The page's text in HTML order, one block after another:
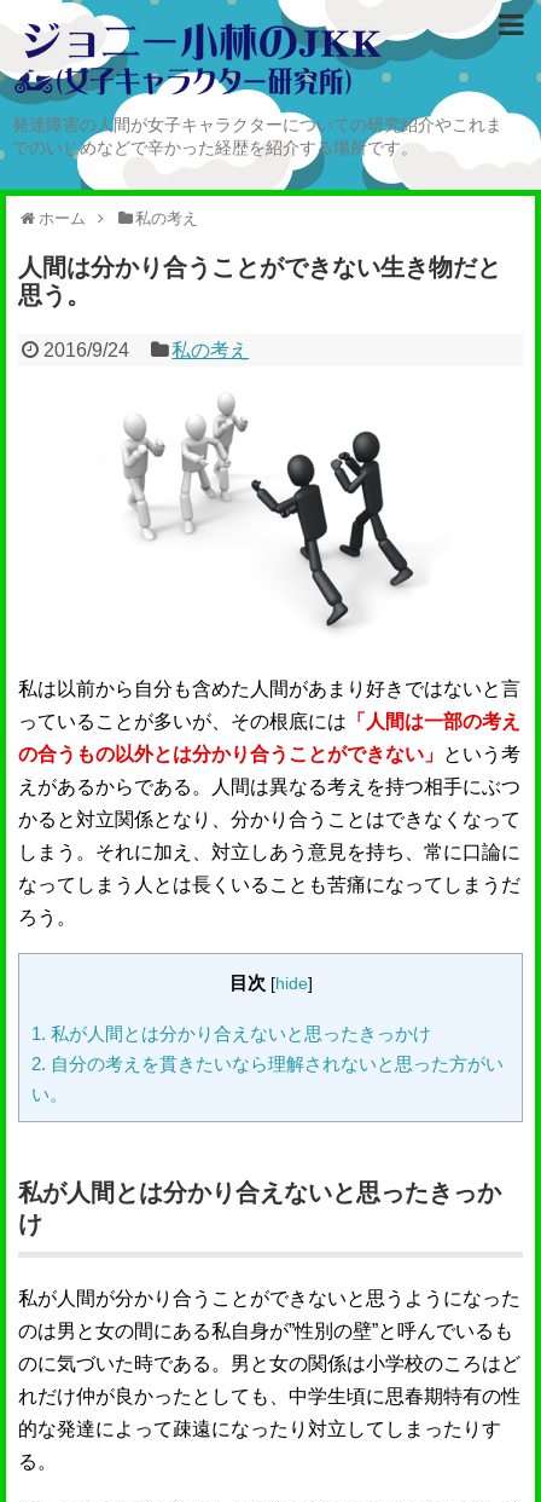
発達障害の人間が女子キャラクターについての研究紹介やこれま
でのいじめなどで辛かった経歴を紹介する場所です。
ホーム 私の考え
人間は分かり合うことができない生き物だと
思う。
2016/9/24 私の考え
私は以前から自分も含めた人間があまり好きではないと言
っていることが多いが、その根底には 「人間は一部の考え
の合うもの以外とは分かり合うことができない」 という考
えがあるからである。人間は異なる考えを持つ相手にぶつ
かると対立関係となり、分かり合うことはできなくなって
しまう。それに加え、対立しあう意見を持ち、常に口論に
なってしまう人とは長くいることも苦痛になってしまうだ
ろう。
目次 [hide]
1. 私が人間とは分かり合えないと思ったきっかけ
2. 自分の考えを貫きたいなら理解されないと思った方がい
い。
私が人間とは分かり合えないと思ったきっか
け
私が人間が分かり合うことができないと思うようになった
のは男と女の間にある私自身が”性別の壁”と呼んでいるも
のに気づいた時である。男と女の関係は小学校のころはど
れだけ仲が良かったとしても、中学生頃に思春期特有の性
的な発達によって疎遠になったり対立してしまったりす
る。